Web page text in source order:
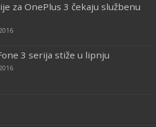
za OnePlus 3 čekaju službenu
3 serija stiže u lipnju